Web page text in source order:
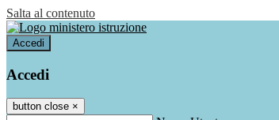
Salta al contenuto
Accedi
Accedi
button close ×